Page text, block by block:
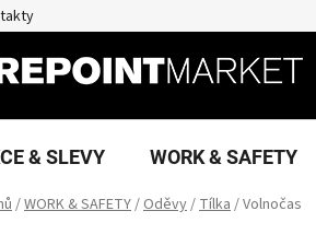
& SLEVY WORK & SAFETY
/WORK & SAFETY/Oděvy/Tílka/Volnočas